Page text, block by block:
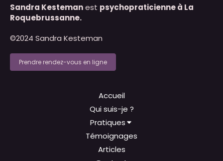
Sandra Kestemanest psychopraticienne à La
Roquebrussanne.
©2024 Sandra Kesteman
Prendre rendez-vous en ligne
Accueil
Qui suis-je ?
Pratiques
Témoignages
Articles